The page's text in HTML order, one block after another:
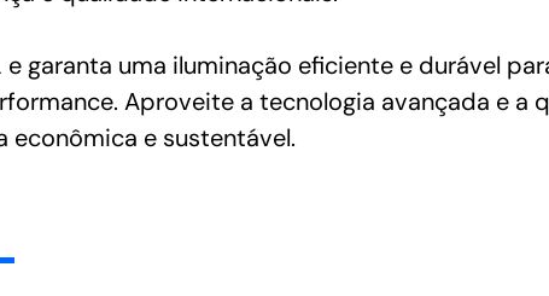
garanta uma iluminação eficiente e durável
Aproveite a tecnologia avançada e a
econômica e sustentável.